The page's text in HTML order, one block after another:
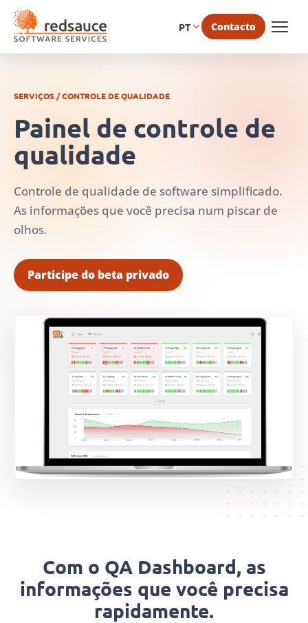
PT Contacto
SERVIÇOS / CONTROLE DE QUALIDADE
Painel de controle de
qualidade
Controle de qualidade de software simplificado.
As informações que você precisa num piscar de
olhos.
Participe do beta privado
Com o QA Dashboard, as
informações que você precisa
rapidamente.